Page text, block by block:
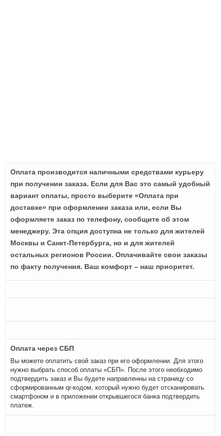
Оплата производится наличными средствами курьеру
при получении заказа. Если для Вас это самый удобный
вариант оплаты, просто выберите «Оплата при
доставке» при оформлении заказа или, если Вы
оформляете заказ по телефону, сообщите об этом
менеджеру. Эта опция доступна не только для жителей
Москвы и Санкт-Петербурга, но и для жителей
остальных регионов России. Оплачивайте свои заказы
по факту получения. Ваш комфорт – наш приоритет.
Оплата через СБП
Вы можете оплатить свой заказ при его оформлении. Для этого
нужно выбрать способ оплаты «СБП». После этого необходимо
подтвердить заказ и Вы будете направленны на страницу со
сформированным qr-кодом, который нужно будет отсканировать
смартфоном и в приложении открывшегося банка подтвердить
платеж.